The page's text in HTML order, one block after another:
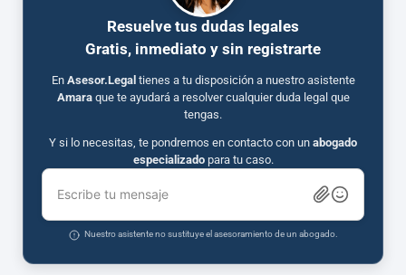
Resuelve tus dudas legales
Gratis, inmediato y sin registrarte
En Asesor.Legal tienes a tu disposición a nuestro asistente
Amaraque te ayudará a resolver cualquier duda legal que
tengas.
Y si lo necesitas, te pondremos en contacto con un abogado
especializadopara tu caso.
Escribe tu mensaje
Nuestro asistente no sustituye el asesoramiento de un abogado.